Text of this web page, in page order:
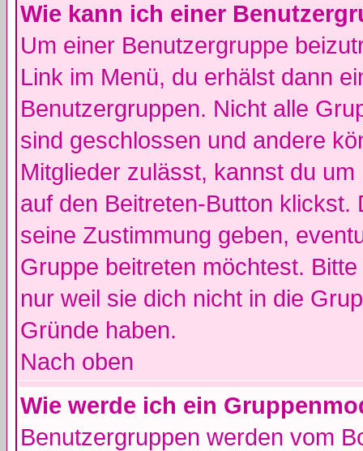
Wie kann ich einer
Um einer Benutzergruppe
Link im Menü, du erhälst dann
Benutzergruppen. Nicht alle
sind geschlossen und andere
Mitglieder zulässt, kannst du
auf den Beitreten-Button
seine Zustimmung geben,
Gruppe beitreten möchtest.
nur weil sie dich nicht in die
Gründe haben.
Nach oben
Wie werde ich ein
Benutzergruppen werden vom